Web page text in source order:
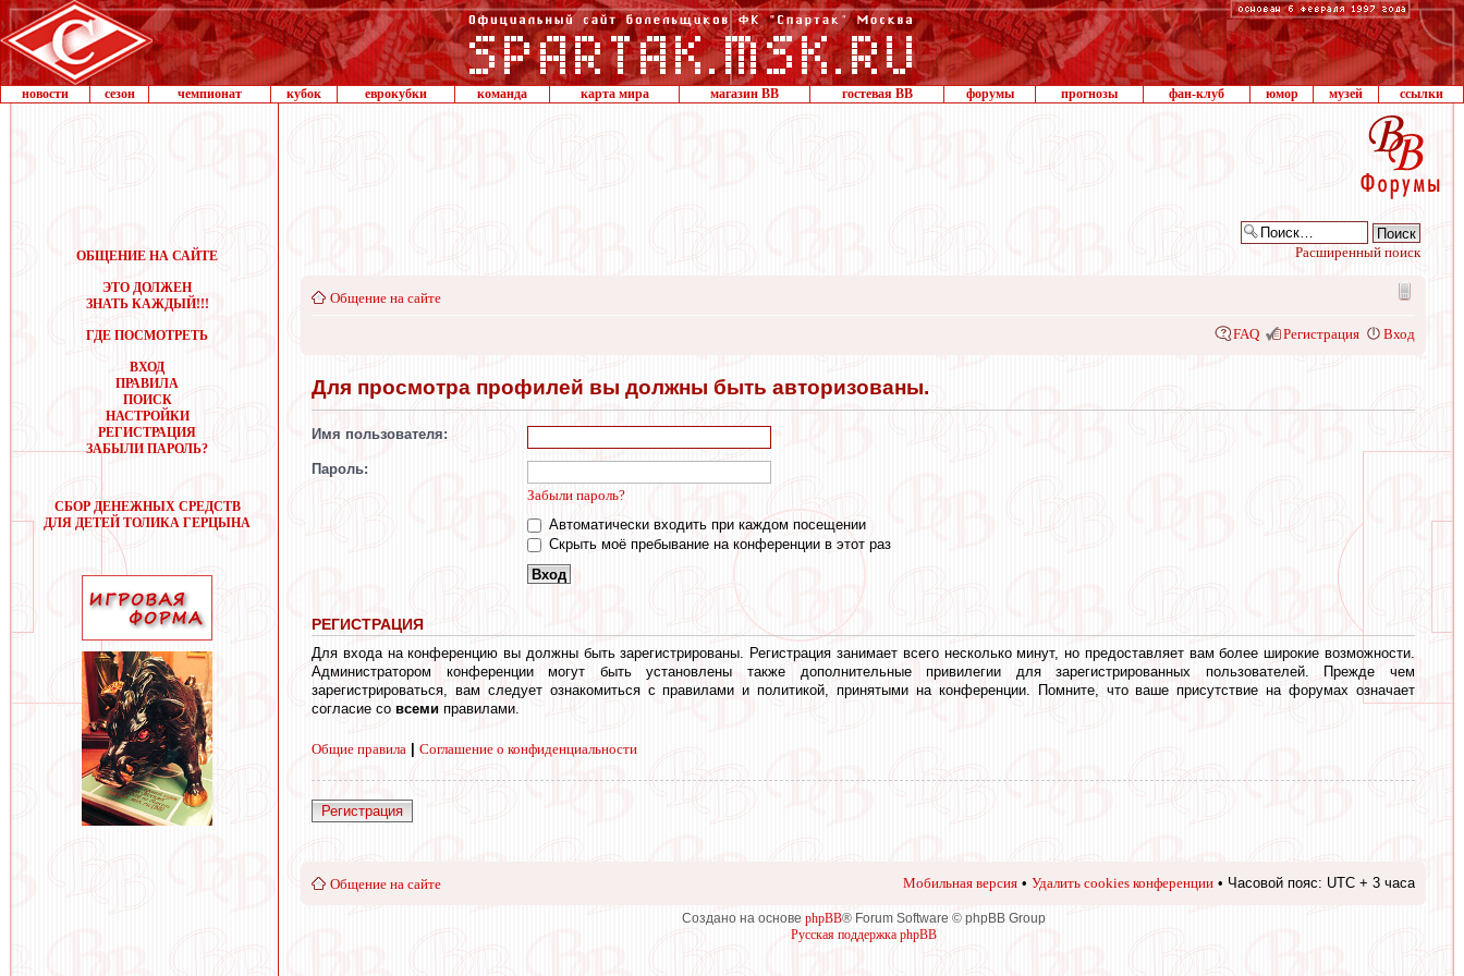
новости сезон чемпионат кубок еврокубки команда карта мира магазин ВВ гостевая ВВ форумы прогнозы фан-клуб юмор музей ссылки
ОБЩЕНИЕ НА САЙТЕ
ЭТО ДОЛЖЕН
ЗНАТЬ КАЖДЫЙ!!!
ГДЕ ПОСМОТРЕТЬ
ВХОД
ПРАВИЛА
ПОИСК
НАСТРОЙКИ
РЕГИСТРАЦИЯ
ЗАБЫЛИ ПАРОЛЬ?
СБОР ДЕНЕЖНЫХ СРЕДСТВ
ДЛЯ ДЕТЕЙ ТОЛИКА ГЕРЦЫНА
Расширенный поиск
Общение на сайте
FAQ Регистрация Вход
Для просмотра профилей вы должны быть авторизованы.
Имя пользователя:
Пароль:
Забыли пароль?
Автоматически входить при каждом посещении
Скрыть моё пребывание на конференции в этот раз
РЕГИСТРАЦИЯ
Для входа на конференцию вы должны быть зарегистрированы. Регистрация занимает всего несколько минут, но предоставляет вам более широкие возможности.
Администратором конференции могут быть установлены также дополнительные привилегии для зарегистрированных пользователей. Прежде чем
зарегистрироваться, вам следует ознакомиться с правилами и политикой, принятыми на конференции. Помните, что ваше присутствие на форумах означает
согласие со всеми правилами.
Общие правила Соглашение о конфиденциальности
Регистрация
Общение на сайте Мобильная версия • Удалить cookies конференции • Часовой пояс: UTC + 3 часа
Создано на основе phpBB® Forum Software © phpBB Group
Русская поддержка phpBB